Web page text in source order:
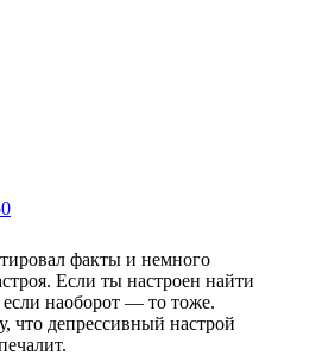
факты и немного
Если ты настроен найти
наоборот — то тоже.
что депрессивный настрой